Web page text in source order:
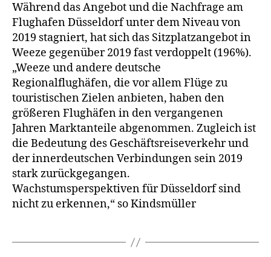
Während das Angebot und die Nachfrage am
Flughafen Düsseldorf unter dem Niveau von
2019 stagniert, hat sich das Sitzplatzangebot in
Weeze gegenüber 2019 fast verdoppelt (196%).
„Weeze und andere deutsche
Regionalflughäfen, die vor allem Flüge zu
touristischen Zielen anbieten, haben den
größeren Flughäfen in den vergangenen
Jahren Marktanteile abgenommen. Zugleich ist
die Bedeutung des Geschäftsreiseverkehr und
der innerdeutschen Verbindungen sein 2019
stark zurückgegangen.
Wachstumsperspektiven für Düsseldorf sind
nicht zu erkennen,“ so Kindsmüller